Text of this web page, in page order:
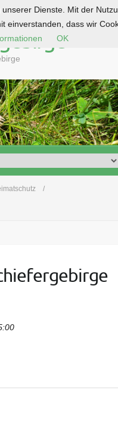
Dienste. Mit der
einverstanden, dass wir
OK